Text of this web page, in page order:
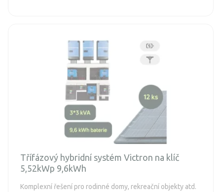
Třífázový hybridní systém Victron na klíč
5,52kWp 9,6kWh
Komplexní řešení pro rodinné domy, rekreační objekty atd.